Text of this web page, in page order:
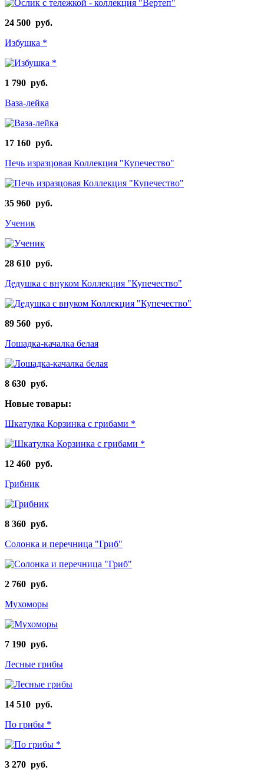
24 500 руб.
Избушка *
1 790 руб.
Ваза-лейка
17 160 руб.
Печь изразцовая Коллекция "Купечество"
35 960 руб.
Ученик
28 610 руб.
Дедушка с внуком Коллекция "Купечество"
89 560 руб.
Лошадка-качалка белая
8 630 руб.
Новые товары:
Шкатулка Корзинка с грибами *
12 460 руб.
Грибник
8 360 руб.
Солонка и перечница "Гриб"
2 760 руб.
Мухоморы
7 190 руб.
Лесные грибы
14 510 руб.
По грибы *
3 270 руб.